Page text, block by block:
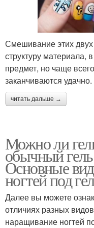
Смешивание этих двух
структуру материала,
предмет, но чаще
заканчиваются удачно.
читать дальше →
Можно ли
обычный
Основные
ногтей под
Далее вы можете
отличиях разных
наращивание ногтей